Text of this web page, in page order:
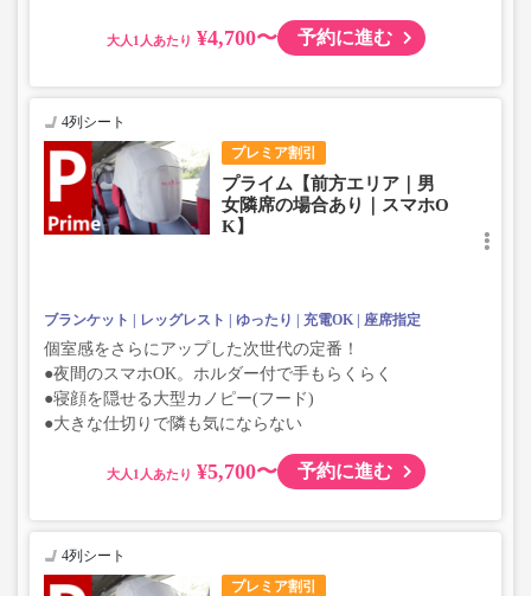
大人 ¥4,700〜 予約に進む
プレミア割引
4列シート
プライム【前方エリア｜男
女隣席の場合あり｜スマホO
K】
ブランケット レッグレスト ゆったり 充電OK 座席指定
個室感をさらにアップした次世代の定番！
●夜間のスマホOK。ホルダー付で手もらくらく
●寝顔を隠せる大型カノピー(フード)
●大きな仕切りで隣も気にならない
大人 ¥5,700〜 予約に進む
プレミア割引
4列シート